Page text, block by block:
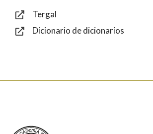
Tergal
Dicionario de dicionarios
Real Academia Galega